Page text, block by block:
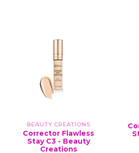
BEAUTY CREATIONS
Corrector Flawless
Stay C3 - Beauty
Creations